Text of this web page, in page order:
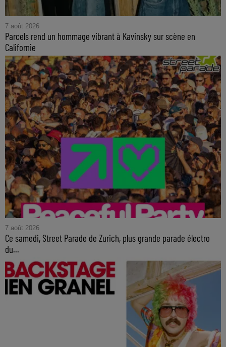
7 août 2026
Parcels rend un hommage vibrant à Kavinsky sur scène en
Californie
7 août 2026
Ce samedi, Street Parade de Zurich, plus grande parade électro
du...